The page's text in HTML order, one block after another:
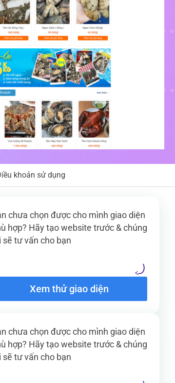
khoản sử dụng
chưa chọn được cho mình giao diện
hợp? Hãy tạo website trước & chúng
sẽ tư vấn cho bạn
Xem thử giao diện
chưa chọn được cho mình giao diện
hợp? Hãy tạo website trước & chúng
sẽ tư vấn cho bạn